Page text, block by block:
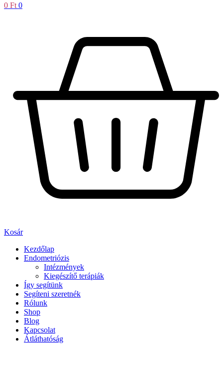
0 Ft 0
Kosár
Kezdőlap
Endometriózis
Intézmények
Kiegészítő terápiák
Így segítünk
Segíteni szeretnék
Rólunk
Shop
Blog
Kapcsolat
Átláthatóság